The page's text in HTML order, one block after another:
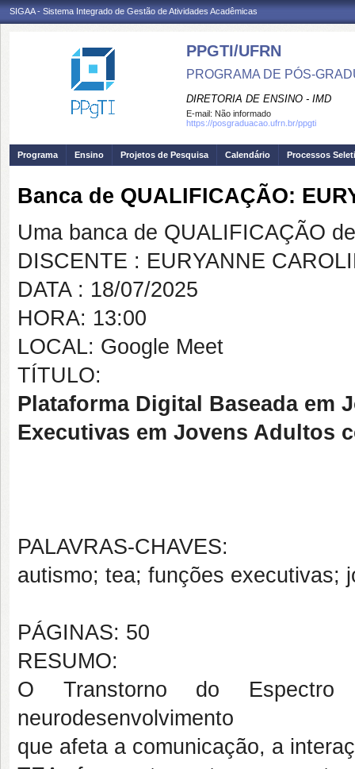
SIGAA - Sistema Integrado de Gestão de Atividades Acadêmicas
PPGTI/UFRN
PROGRAMA DE PÓS-
DIRETORIA DE ENSINO - IMD
E-mail: Não informado
https://posgraduacao.ufrn.br/ppgti
Programa Ensino Projetos de Pesquisa Calendário Processos
Banca de QUALIFICAÇÃO:
Uma banca de QUALIFICAÇÃO
DISCENTE : EURYANNE
DATA : 18/07/2025
HORA: 13:00
LOCAL: Google Meet
TÍTULO:
Plataforma Digital Baseada em
Executivas em Jovens Adultos
PALAVRAS-CHAVES:
autismo; tea; funções executivas;
PÁGINAS: 50
RESUMO:
O Transtorno do
neurodesenvolvimento
que afeta a comunicação, a